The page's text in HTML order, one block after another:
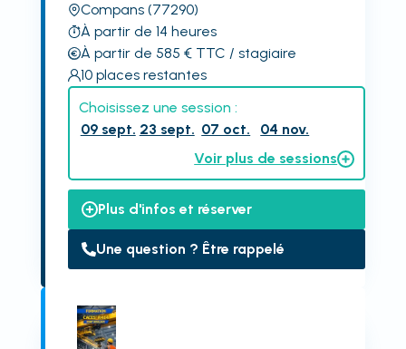
Compans (77290)
À partir de 14 heures
À partir de 585 € TTC / stagiaire
10 places restantes
Choisissez une session :
09 sept. 23 sept. 07 oct.
04 nov.
Voir plus de sessions
Plus d'infos et réserver
Une question ? Être rappelé